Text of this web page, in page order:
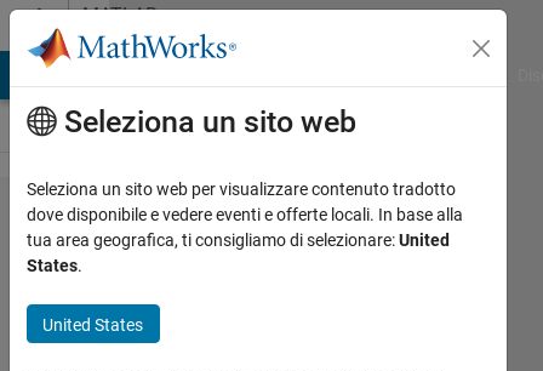
Vai al contenutoMATLAB
Answers
Can I
combine
with
Seleziona un sito web
Seleziona un sito web per visualizzare contenuto tradotto
dove disponibile e vedere eventi e offerte locali. In base alla
tua area geografica, ti consigliamo di selezionare:United
States.
United States